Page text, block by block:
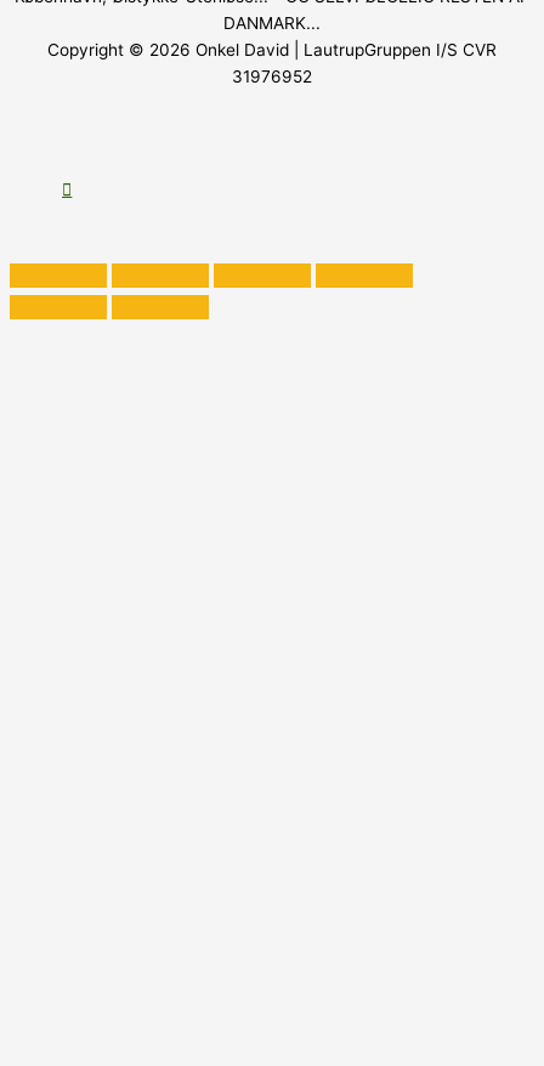
DANMARK...
Copyright © 2026 Onkel David | LautrupGruppen I/S CVR
31976952